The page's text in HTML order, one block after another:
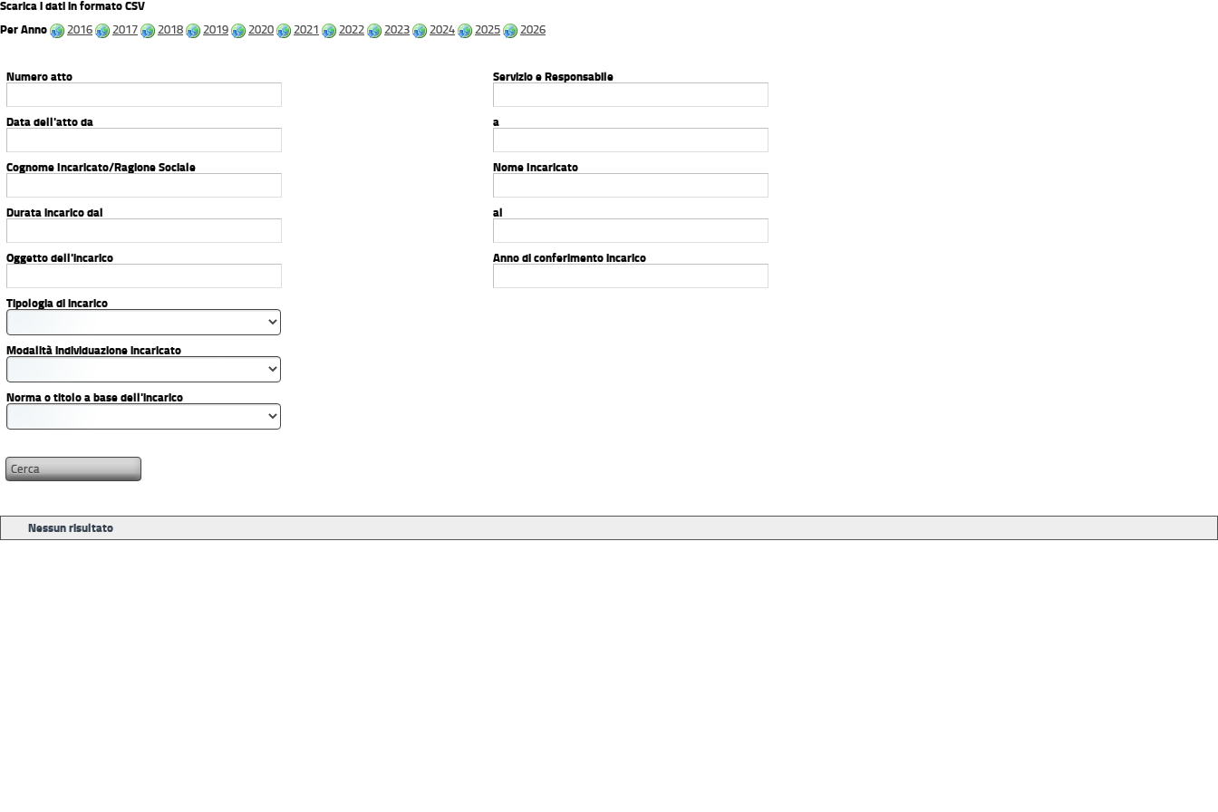
Scarica i dati in formato CSV
Per Anno
2016 2017 2018 2019 2020 2021 2022 2023 2024 2025 2026
Numero atto
Data dell'atto da
Cognome Incaricato/Ragione Sociale
Durata incarico dal
Oggetto dell'incarico
Tipologia di incarico
Modalità individuazione incaricato
Norma o titolo a base dell'incarico
Servizio e Responsabile
a
Nome Incaricato
al
Anno di conferimento incarico
Nessun risultato